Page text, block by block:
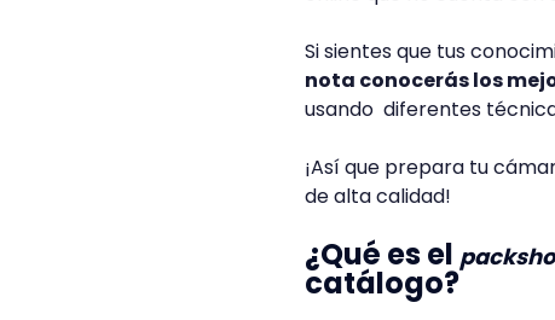
Si sientes que tus
nota conocerás los
usando diferentes
¡Así que prepara tu
de alta calidad!
¿Qué es el
catálogo?